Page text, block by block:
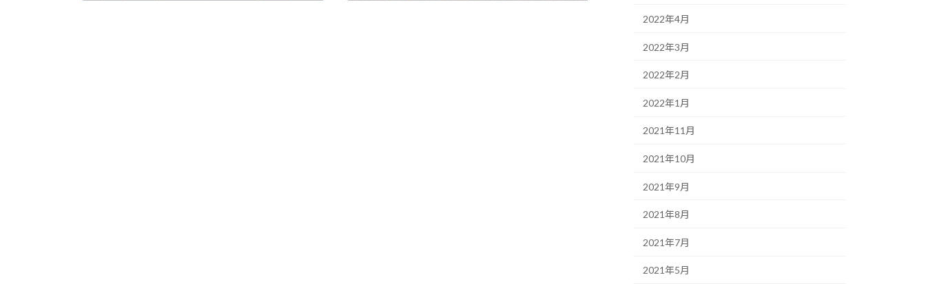
2022年4月
2022年3月
2022年2月
2022年1月
2021年11月
2021年10月
2021年9月
2021年8月
2021年7月
2021年5月